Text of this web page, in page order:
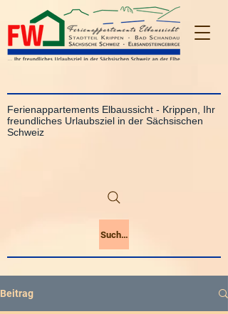
Ferienappartements Elbaussicht - Krippen, Ihr
freundliches Urlaubsziel in der Sächsischen
Schweiz
Suchen
Beitrag